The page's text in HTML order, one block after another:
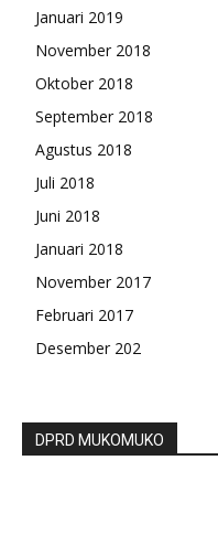
Januari 2019
November 2018
Oktober 2018
September 2018
Agustus 2018
Juli 2018
Juni 2018
Januari 2018
November 2017
Februari 2017
Desember 202
DPRD MUKOMUKO